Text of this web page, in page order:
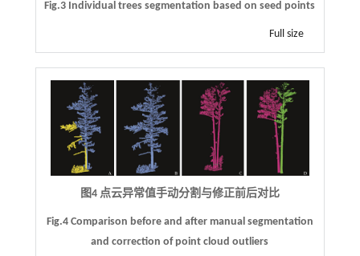
Fig.3 Individual trees segmentation based on seed points
Full size
图4 点云异常值手动分割与修正前后对比
Fig.4 Comparison before and after manual segmentation
and correction of point cloud outliers